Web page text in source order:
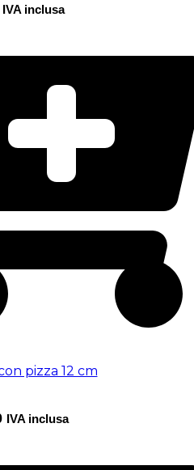
IVA inclusa
pizza 12 cm
IVA inclusa